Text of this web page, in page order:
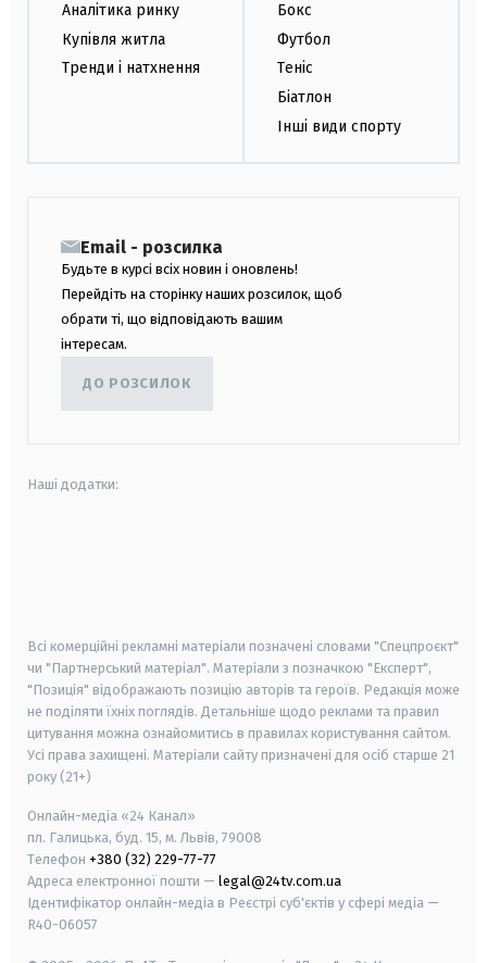
Аналітика ринку
Купівля житла
Тренди і натхнення
Бокс
Футбол
Теніс
Біатлон
Інші види спорту
Email - розсилка
Будьте в курсі всіх новин і оновлень!
Перейдіть на сторінку наших розсилок, щоб
обрати ті, що відповідають вашим
інтересам.
ДО РОЗСИЛОК
Наші додатки:
Всі комерційні рекламні матеріали позначені словами "Спецпроєкт"
чи "Партнерський матеріал". Матеріали з позначкою "Експерт",
"Позиція" відображають позицію авторів та героїв. Редакція може
не поділяти їхніх поглядів. Детальніше щодо реклами та правил
цитування можна ознайомитись в правилах користування сайтом.
Усі права захищені. Матеріали сайту призначені для осіб старше 21
року (21+)
Онлайн-медіа «24 Канал»
пл. Галицька, буд. 15, м. Львів, 79008
Телефон +380 (32) 229-77-77
Адреса електронної пошти — legal@24tv.com.ua
Ідентифікатор онлайн-медіа в Реєстрі суб'єктів у сфері медіа —
R40-06057